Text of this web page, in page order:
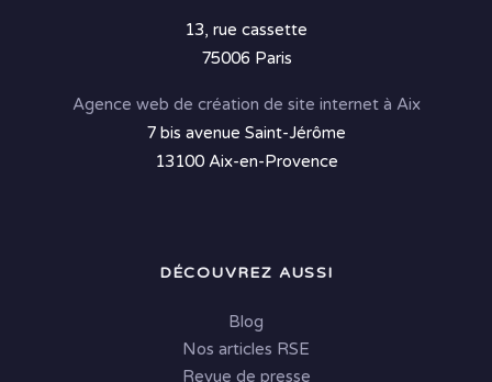
13, rue cassette
75006 Paris
Agence web de création de site internet à Aix
7 bis avenue Saint-Jérôme
13100 Aix-en-Provence
DÉCOUVREZ AUSSI
Blog
Nos articles RSE
Revue de presse